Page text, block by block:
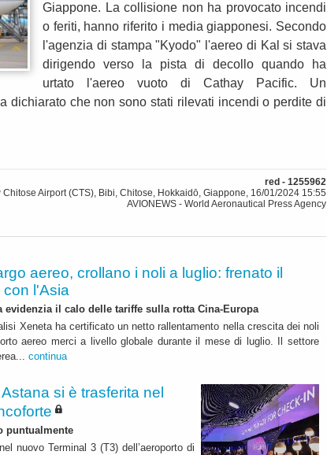
Giappone. La collisione non ha provocato incendi
o feriti, hanno riferito i media giapponesi. Secondo
l'agenzia di stampa "Kyodo" l'aereo di Kal si stava
dirigendo verso la pista di decollo quando ha
urtato l'aereo vuoto di Cathay Pacific. Un
dichiarato che non sono stati rilevati incendi o perdite di
red - 1255962
Chitose Airport (CTS), Bibi, Chitose, Hokkaidō, Giappone, 16/01/2024 15:55
AVIONEWS - World Aeronautical Press Agency
aereo, crollano i noli a luglio: frenato il
l'Asia
evidenzia il calo delle tariffe sulla rotta Cina-Europa
Xeneta ha certificato un netto rallentamento nella crescita dei noli
aereo merci a livello globale durante il mese di luglio. Il settore
continua
si è trasferita nel
puntualmente
nuovo Terminal 3 (T3) dell’aeroporto di